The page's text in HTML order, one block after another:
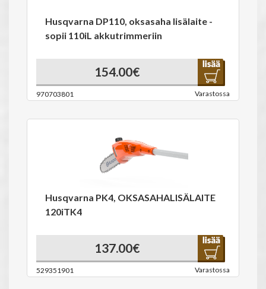
Husqvarna DP110, oksasaha lisälaite -
sopii 110iL akkutrimmeriin
154.00€
970703801 Varastossa
Husqvarna PK4, OKSASAHALISÄLAITE
120iTK4
137.00€
529351901 Varastossa